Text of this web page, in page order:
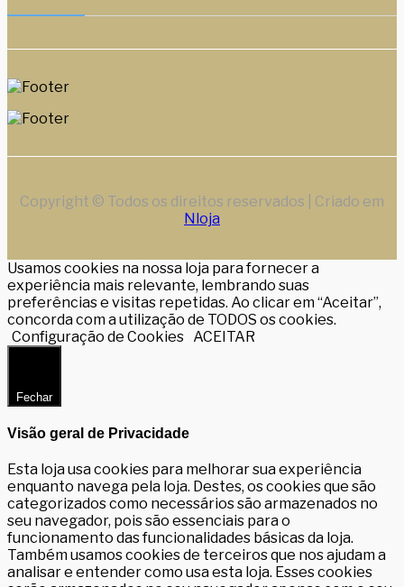
Copyright © Todos os direitos reservados | Criado em
Nloja
Usamos cookies na nossa loja para fornecer a
experiência mais relevante, lembrando suas
preferências e visitas repetidas. Ao clicar em “Aceitar”,
concorda com a utilização de TODOS os cookies.
Configuração de Cookies ACEITAR
Fechar
Visão geral de Privacidade
Esta loja usa cookies para melhorar sua experiência
enquanto navega pela loja. Destes, os cookies que são
categorizados como necessários são armazenados no
seu navegador, pois são essenciais para o
funcionamento das funcionalidades básicas da loja.
Também usamos cookies de terceiros que nos ajudam a
analisar e entender como usa esta loja. Esses cookies